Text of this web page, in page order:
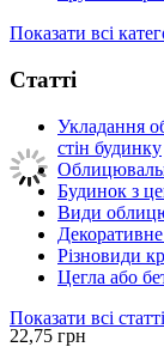
22,75 грн
Показати всі
Статті
Укладання
стін будинку
Будинок з
Види
Різновиди
Цегла або
Показати всі статті